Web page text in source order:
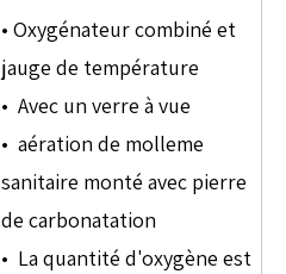
• Oxygénateur combiné et
jauge de température
• Avec un verre à vue
• aération de molleme
sanitaire monté avec pierre
de carbonatation
• La quantité d'oxygène est